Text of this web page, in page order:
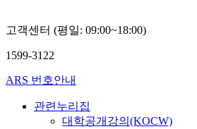
고객센터 (평일: 09:00~18:00)
1599-3122
ARS 번호안내
관련누리집
대학공개강의(KOCW)